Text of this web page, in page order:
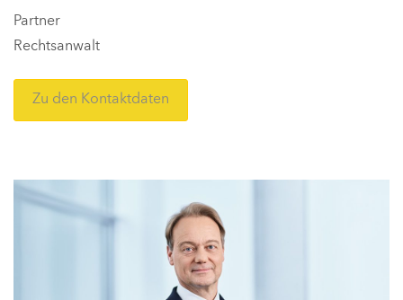
Partner
Rechtsanwalt
Zu den Kontaktdaten